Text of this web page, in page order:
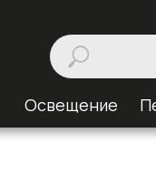
Освещение